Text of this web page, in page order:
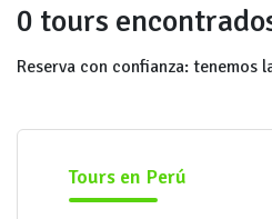
0 tours
Reserva con confianza: tenemos
Tours en Perú